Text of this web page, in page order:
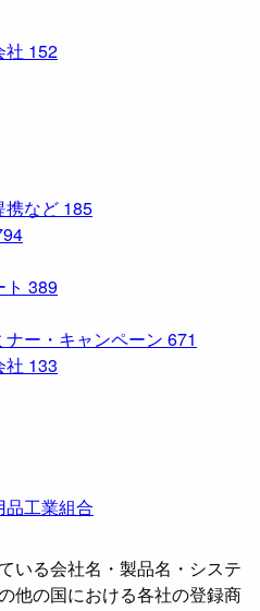
社 152
携など 185
389
ー・キャンペーン 671
社 133
品工業組合
いる会社名・製品名・システ
他の国における各社の登録商